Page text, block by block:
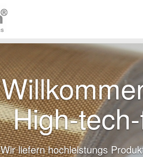
High-
Wir liefern hochleistungs